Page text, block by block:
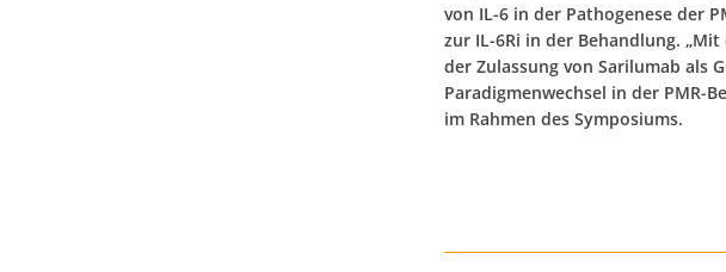
von IL-6 in der Pathogenese der
zur IL-6Ri in der Behandlung.
der Zulassung von Sarilumab als
Paradigmenwechsel in der PMR-
im Rahmen des Symposiums.